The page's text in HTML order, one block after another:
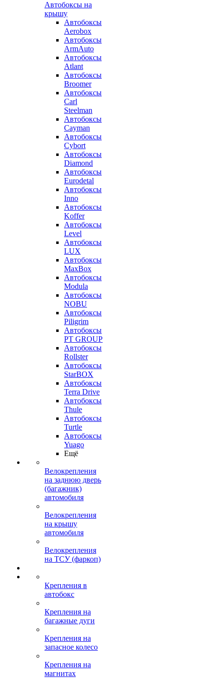
Автобоксы на
крышу
Автобоксы
Aerobox
Автобоксы
ArmAuto
Автобоксы
Atlant
Автобоксы
Broomer
Автобоксы
Carl
Steelman
Автобоксы
Cayman
Автобоксы
Cybort
Автобоксы
Diamond
Автобоксы
Eurodetal
Автобоксы
Inno
Автобоксы
Koffer
Автобоксы
Level
Автобоксы
LUX
Автобоксы
MaxBox
Автобоксы
Modula
Автобоксы
NOBU
Автобоксы
Piligrim
Автобоксы
PT GROUP
Автобоксы
Rollster
Автобоксы
StarBOX
Автобоксы
Terra Drive
Автобоксы
Thule
Автобоксы
Turtle
Автобоксы
Yuago
Ещё
Велокрепления
на заднюю дверь
(багажник)
автомобиля
Велокрепления
на крышу
автомобиля
Велокрепления
на ТСУ (фаркоп)
Крепления в
автобокс
Крепления на
багажные дуги
Крепления на
запасное колесо
Крепления на
магнитах